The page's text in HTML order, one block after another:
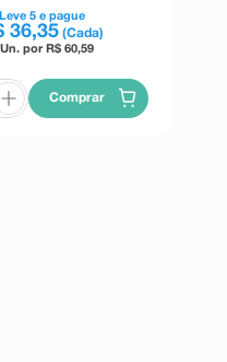
Leve 5e pague
36,35 (Cada)
por R$ 60,59
Comprar